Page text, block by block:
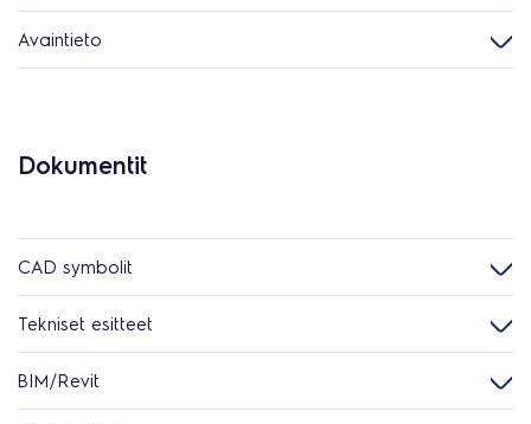
Avaintieto
Dokumentit
CAD symbolit
Tekniset esitteet
BIM/Revit